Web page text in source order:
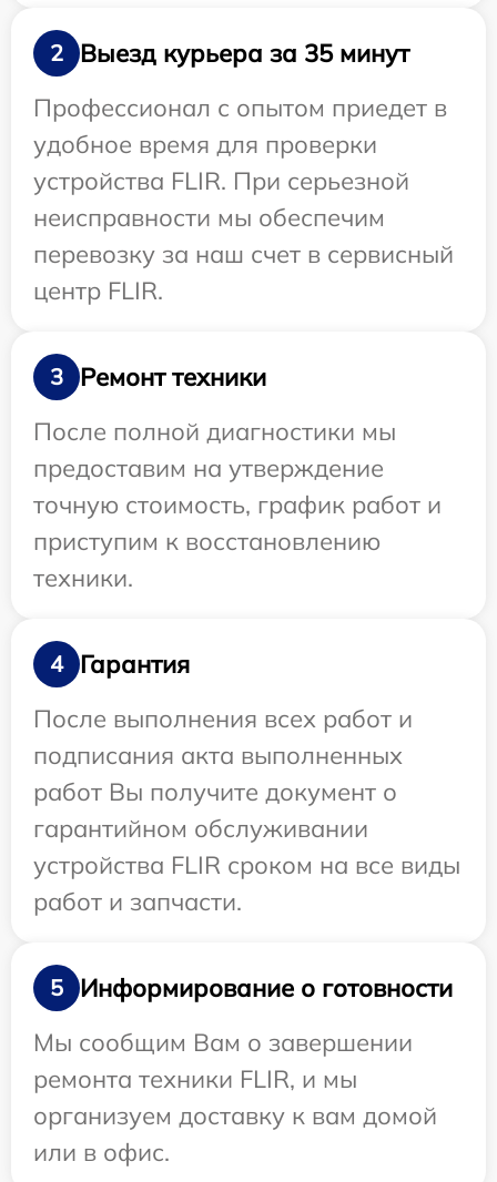
2
Выезд курьера за 35 минут
Профессионал с опытом приедет в
удобное время для проверки
устройства FLIR. При серьезной
неисправности мы обеспечим
перевозку за наш счет в сервисный
центр FLIR.
3
Ремонт техники
После полной диагностики мы
предоставим на утверждение
точную стоимость, график работ и
приступим к восстановлению
техники.
4
Гарантия
После выполнения всех работ и
подписания акта выполненных
работ Вы получите документ о
гарантийном обслуживании
устройства FLIR сроком на все виды
работ и запчасти.
5
Информирование о готовности
Мы сообщим Вам о завершении
ремонта техники FLIR, и мы
организуем доставку к вам домой
или в офис.